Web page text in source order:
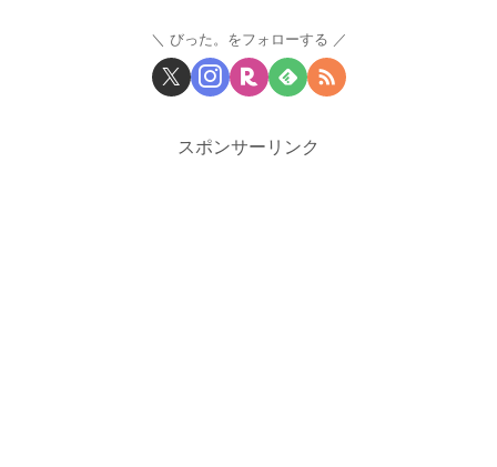
びった。をフォローする
スポンサーリンク